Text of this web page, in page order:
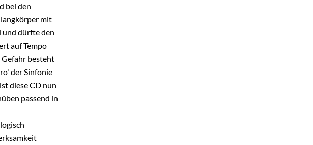
bei den
mit
und dürfte den
auf Tempo
Gefahr besteht
der Sinfonie
diese CD nun
passend in